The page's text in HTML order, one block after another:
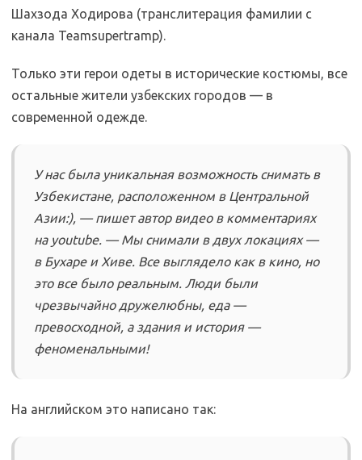
Шахзода Ходирова (транслитерация фамилии с
канала Teamsupertramp).
Только эти герои одеты в исторические костюмы, все
остальные жители узбекских городов — в
современной одежде.
У нас была уникальная возможность снимать в
Узбекистане, расположенном в Центральной
Азии:), — пишет автор видео в комментариях
на youtube. — Мы снимали в двух локациях —
в Бухаре и Хиве. Все выглядело как в кино, но
это все было реальным. Люди были
чрезвычайно дружелюбны, еда —
превосходной, а здания и история —
феноменальными!
На английском это написано так: